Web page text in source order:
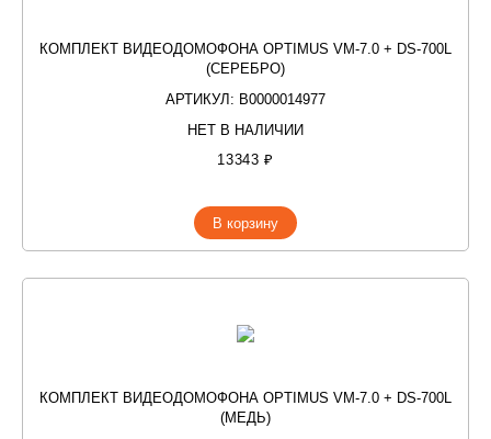
КОМПЛЕКТ ВИДЕОДОМОФОНА OPTIMUS VM-7.0 + DS-700L
(СЕРЕБРО)
АРТИКУЛ: В0000014977
НЕТ В НАЛИЧИИ
13343 ₽
В корзину
КОМПЛЕКТ ВИДЕОДОМОФОНА OPTIMUS VM-7.0 + DS-700L
(МЕДЬ)